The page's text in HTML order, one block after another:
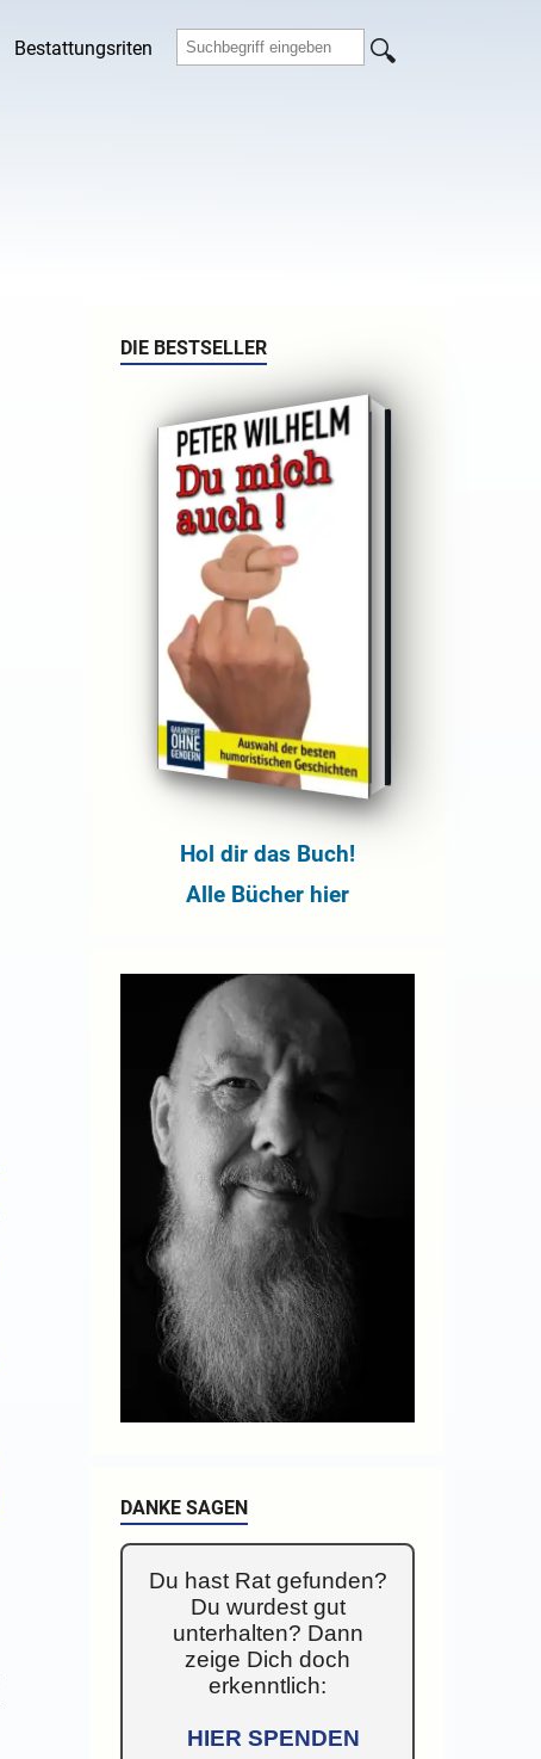
Bestattungsriten
DIE BESTSELLER
Hol dir das Buch!
Alle Bücher hier
DANKE SAGEN
Du hast Rat gefunden?
Du wurdest gut
unterhalten? Dann
zeige Dich doch
erkenntlich:
HIER SPENDEN